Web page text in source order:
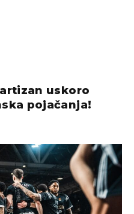
uskoro
pojačanja!